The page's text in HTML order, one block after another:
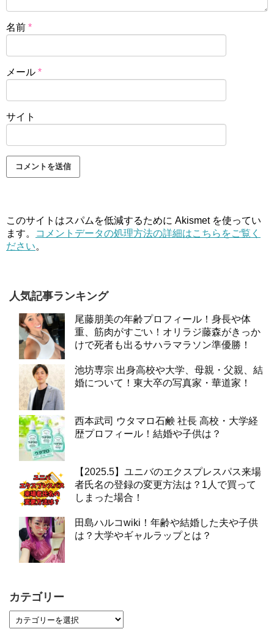
名前 *
メール *
サイト
このサイトはスパムを低減するために Akismet を使ってい
ます。
コメントデータの処理方法の詳細はこちらをご覧く
ださい。
人気記事ランキング
尾藤朋美の年齢プロフィール！身長や体
重、筋肉がすごい！オリラジ藤森がきっか
けで死者も出るサハラマラソン準優勝！
池坊専宗 出身高校や大学、母親・父親、結
婚について！東大卒の写真家・華道家！
西本武司 ウタマロ石鹸 社長 高校・大学経
歴プロフィール！結婚や子供は？
【2025.5】ユニバのエクスプレスパス来場
者氏名の登録の変更方法は？1人で買って
しまった場合！
田島ハルコwiki！年齢や結婚した夫や子供
は？大学やギャルラップとは？
カテゴリー